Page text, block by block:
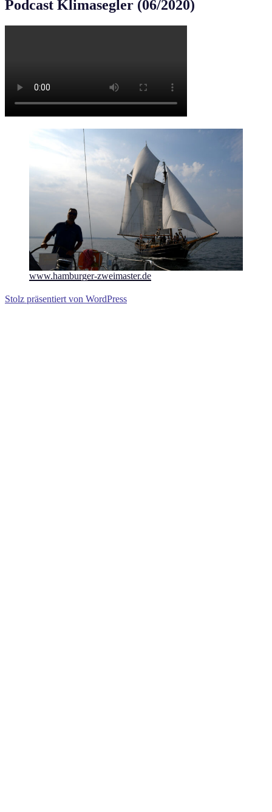
Podcast Klimasegler (06/2020)
www.hamburger-zweimaster.de
Stolz präsentiert von WordPress